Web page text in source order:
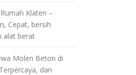
Klaten –
Cepat, bersih
alat berat
Molen Beton di
dan